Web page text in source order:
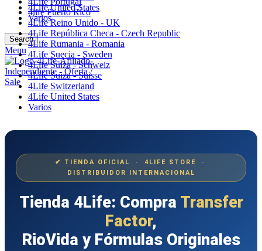
4Life United States
Varios
Search
Menu
4life Puerto Rico
4Life Reino Unido - UK
4Life República Checa - Czech Republic
4Life Rumania - Romania
4Life Suecia - Sweden
4Life Suiza - Schweiz
4Life Suiza - Suisse
4Life Switzerland
4Life United States
Varios
✔ TIENDA OFICIAL · 4LIFE STORE ·
DISTRIBUIDOR INTERNACIONAL
Tienda 4Life: Compra Transfer
Factor,
RioVida y Fórmulas Originales